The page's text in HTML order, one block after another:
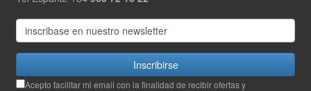
Inscribirse
Acepto facilitar mi email con la finalidad de recibir ofertas y